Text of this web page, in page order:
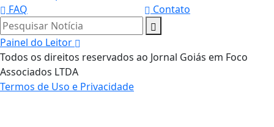
FAQ
Contato
Pesquisar Notícia
Painel do Leitor
Todos os direitos reservados ao Jornal Goiás em Foco
Associados LTDA
Termos de Uso e Privacidade